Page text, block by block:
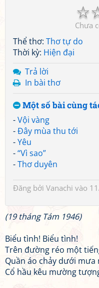
☆
Chưa
Thể thơ: Thơ tự do
Thời kỳ: Hiện đại
Trả lời
In bài thơ
Một số bài cùng
-Vội vàng
-Đây mùa thu tới
-Yêu
-“Vì sao”
-Thơ duyên
Đăng bởi Vanachi vào
(19 tháng Tám 1946)
Biểu tình! Biểu tình!
Trên đường réo một
Quần áo chảy dưới mưa
Cổ hầu kêu mường